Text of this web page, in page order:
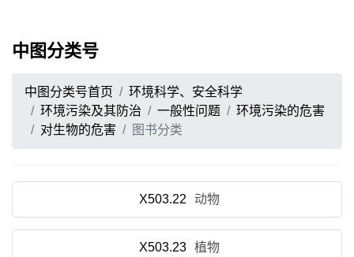
中图分类号
中图分类号首页
环境科学、安全科学
环境污染及其防治
一般性问题
环境污染的危害
对生物的危害
图书分类
X503.22 动物
X503.23 植物